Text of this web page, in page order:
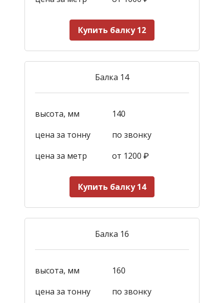
Купить балку 12
Балка 14
высота, мм
140
цена за тонну
по звонку
цена за метр
от 1200 ₽
Купить балку 14
Балка 16
высота, мм
160
цена за тонну
по звонку